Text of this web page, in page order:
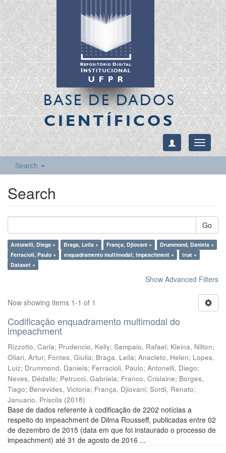
BASE DE DADOS
CIENTÍFICOS
Toggle
Search
Search
Go
Antonelli, Diego × Braga, Leila × França, Djiovani ×
Drummond, Daniela ×
Ferracioli, Paulo ×
enquadramento multimodal; impeachment ×
true ×
Dataset ×
Show Advanced Filters
Now showing items 1-1 of 1
Codificação enquadramento multimodal do
impeachment
Rizzotto, Carla; Prudencio, Kelly; Sampaio, Rafael; Kleina, Nilton;
Oliari, Artur; Fontes, Giulia; Braga, Leila; Anacleto, Helen; Lopes,
Luiz; Drummond, Daniela; Ferracioli, Paulo; Antonelli, Diego;
Neves, Dédallo; Petrucci, Gabriela; Franco, Crislaine; Borges,
Tiago; Benevides, Victoria; França, Djiovani; Sordi, Renato;
Januario, Priscila (2018)
Base de dados referente à codificação de 2202 notícias a
respeito do impeachment de Dilma Rousseff, publicadas entre 02
de dezembro de 2015 (data em que foi instaurado o processo de
impeachment) até 31 de agosto de 2016 ...